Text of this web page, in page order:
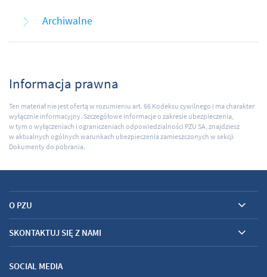
Archiwalne
Informacja prawna
Ten materiał nie jest ofertą w rozumieniu art. 66 Kodeksu cywilnego i ma charakter
wyłącznie informacyjny. Szczegółowe informacje o zakresie ubezpieczenia,
w tym o wyłączeniach i ograniczeniach odpowiedzialności PZU SA, znajdziesz
w aktualnych ogólnych warunkach ubezpieczenia zamieszczonych w sekcji
Dokumenty do pobrania.
O PZU
SKONTAKTUJ SIĘ Z NAMI
SOCIAL MEDIA